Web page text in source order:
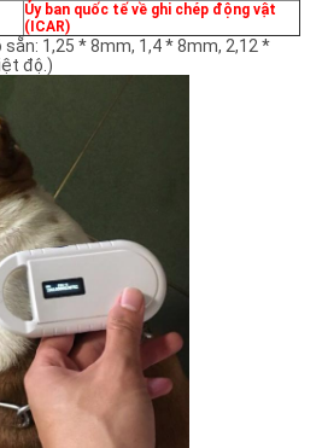
Ủy ban quốc tế về ghi chép động vật
(ICAR)
1,25 * 8mm, 1,4 * 8mm, 2,12 *
độ.)